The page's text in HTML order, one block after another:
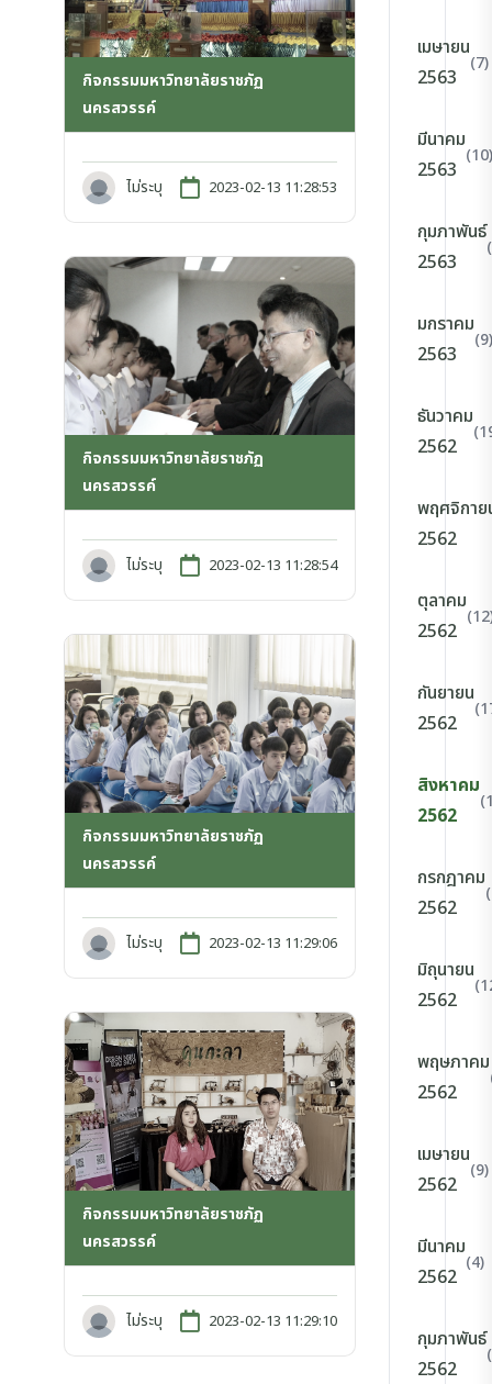
กิจกรรมมหาวิทยาลัยราชภัฏ
นครสวรรค์
ไม่ระบุ 2023-02-13 11:28:53
กิจกรรมมหาวิทยาลัยราชภัฏ
นครสวรรค์
ไม่ระบุ 2023-02-13 11:28:54
กิจกรรมมหาวิทยาลัยราชภัฏ
นครสวรรค์
ไม่ระบุ 2023-02-13 11:29:06
กิจกรรมมหาวิทยาลัยราชภัฏ
นครสวรรค์
ไม่ระบุ 2023-02-13 11:29:10
เมษายน
2563
(7)
มีนาคม
2563
(10)
กุมภาพันธ์
2563
มกราคม
2563
(9)
ธันวาคม
2562
พฤศจิกาย
2562
ตุลาคม
2562
กันยายน
2562
สิงหาคม
2562
กรกฎาคม
2562
มิถุนายน
2562
พฤษภาคม
2562
เมษายน
2562
(9)
มีนาคม
2562
(4)
กุมภาพันธ์
2562